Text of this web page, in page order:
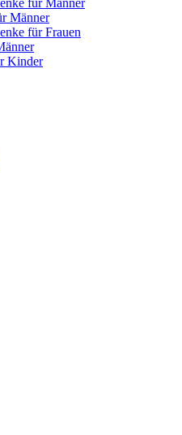
für Männer
Männer
für Frauen
Kinder